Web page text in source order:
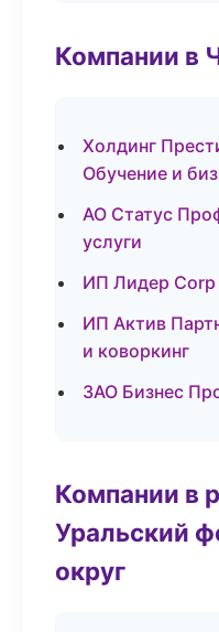
Компании в
Холдинг
Обучение и
АО Статус
услуги
ИП Лидер
ИП Актив
и коворкинг
ЗАО Бизнес
Компании в
Уральский
округ